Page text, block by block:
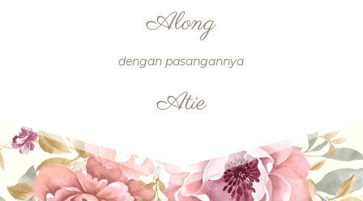
Along
dengan pasangannya
Atie